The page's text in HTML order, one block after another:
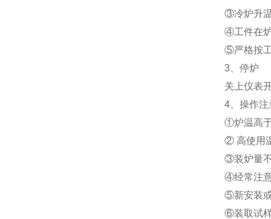
③冷炉升
④工件在
⑤严格按
3、停炉
关上仪表
4、操作注
①炉温高
② 高使用
③装炉量
④经常注
⑤新安装
⑥装取试